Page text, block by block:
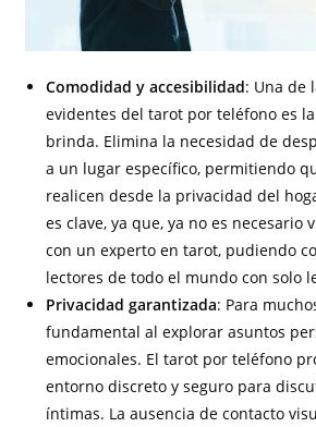
Comodidad y accesibilidad: Una de
evidentes del tarot por teléfono es
brinda. Elimina la necesidad de
a un lugar específico, permitiendo
realicen desde la privacidad del
es clave, ya que, ya no es necesario
con un experto en tarot, pudiendo
lectores de todo el mundo con solo
Privacidad garantizada: Para
fundamental al explorar asuntos
emocionales. El tarot por teléfono
entorno discreto y seguro para
íntimas. La ausencia de contacto